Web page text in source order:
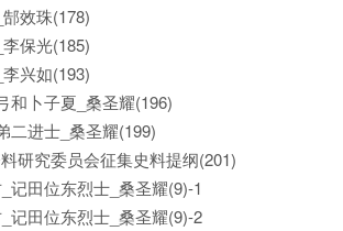
效珠(178)
保光(185)
兴如(193)
和卜子夏_桑圣耀(196)
二进士_桑圣耀(199)
研究委员会征集史料提纲(201)
记田位东烈士_桑圣耀(9)-1
记田位东烈士_桑圣耀(9)-2